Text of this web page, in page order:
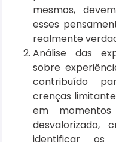
mesmos,
esses
realmente
Análise das
sobre
contribuído
crenças
em
desvalorizado,